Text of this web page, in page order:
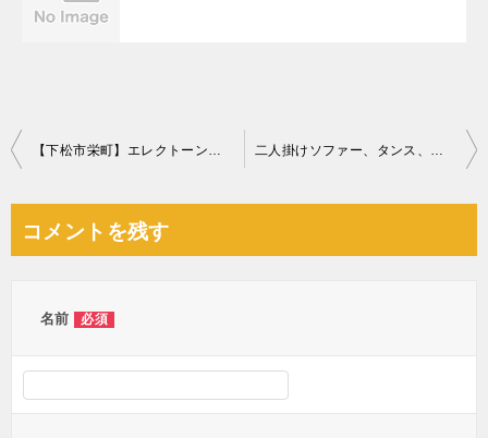
投
ビ
【下松市栄町】エレクトーン、椅子の回収・処分ご依頼 お客様の声 二人掛けソファー、タンス、テレビ台、本棚、ゴミ箱等の回収・処分
コメントを残す
名前 必須